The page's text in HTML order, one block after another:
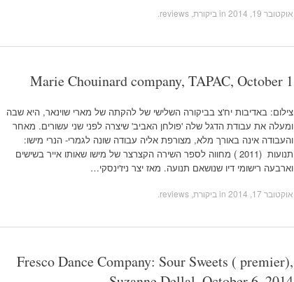
אוקטובר 19, 2014 ביקורת, reviews
Marie Chouinard company, TAPAC, October 1
צילום: באדיבות יח'צ בביקורה השלישי של להקתה של מארי שוינאר, היא שבה
ומעלה את עבודת הדגל שלה 'פולחן האביב' שיצרה לפני שני עשורים. מאחר
והעבודה אינה באורך מלא, מצורפת אליה עבודה שונה לגמרי- הנרי מישו:
תנועות (2011 ) מחווה לספר השירה הקצרצר של מישו שאותו אייר בשישים
וארבעה רישומי דיו שנושאם תנועה. מאז יצר ניז'ינסקי…
אוקטובר 17, 2014 ביקורת, reviews
Fresco Dance Company: Sour Sweets ( premier),